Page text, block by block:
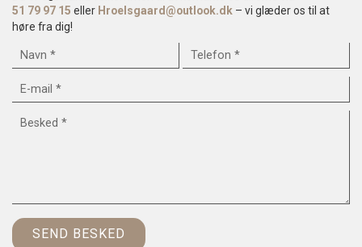
51 79 97 15 eller Hroelsgaard@outlook.dk – vi glæder os til at
høre fra dig!